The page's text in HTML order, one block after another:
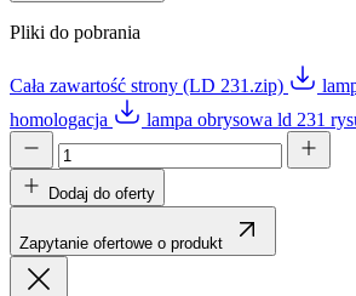
Pliki do pobrania
Cała zawartość strony (LD 231.zip)
homologacja
lampa obrysowa ld 231
Dodaj do oferty
Zapytanie ofertowe o produkt